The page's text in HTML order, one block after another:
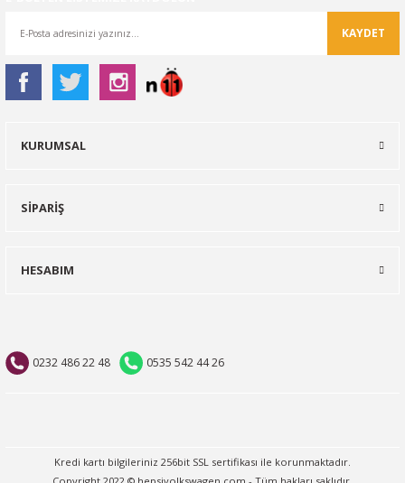
KAYDET
0232 486 22 48 0535 542 44 26
KURUMSAL
SİPARİŞ
HESABIM
Kredi kartı bilgileriniz 256bit SSL sertifikası ile korunmaktadır.